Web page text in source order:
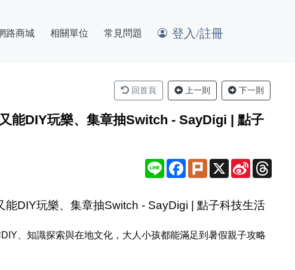
路商城 相關單位 常見問題 登入/註冊
回首頁 上一則 下一則
能DIY玩樂、集章抽Switch - SayDigi | 點子
Line Facebook
Plurk X
Sina
Weibo
DIY玩樂、集章抽Switch - SayDigi | 點子科技生活
、知識探索與在地文化，大人小孩都能滿足到暑假親子攻略